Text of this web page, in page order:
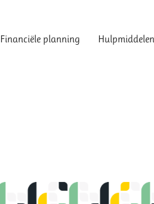
Financiële planning Hulpmiddelen